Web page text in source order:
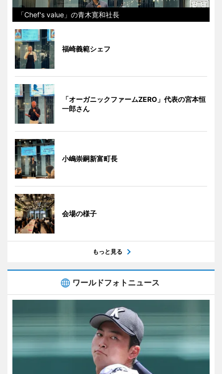
「Chef's value」の青木寛和社長
福崎義範シェフ
「オーガニックファームZERO」代表の宮本恒
一郎さん
小嶋崇嗣新富町長
会場の様子
もっと見る
ワールドフォトニュース